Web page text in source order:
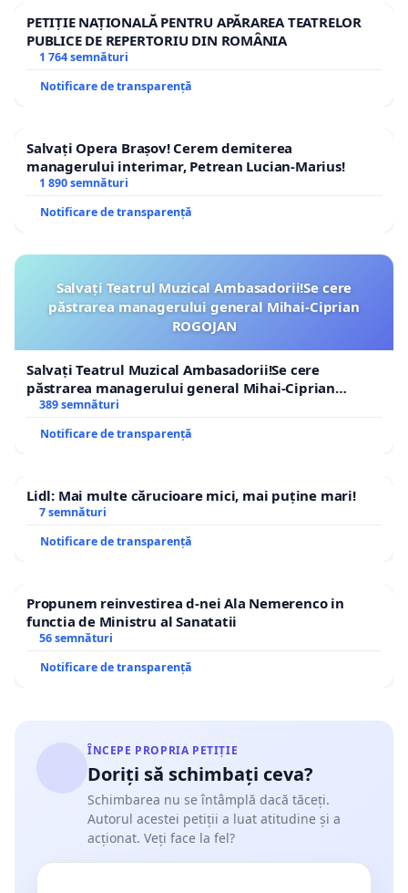
PETIȚIE NAȚIONALĂ PENTRU APĂRAREA TEATRELOR
PUBLICE DE REPERTORIU DIN ROMÂNIA
1 764 semnături
Notificare de transparență
Salvați Opera Brașov! Cerem demiterea
managerului interimar, Petrean Lucian-Marius!
1 890 semnături
Notificare de transparență
Salvați Teatrul Muzical Ambasadorii!Se cere
păstrarea managerului general Mihai-Ciprian
ROGOJAN
Salvați Teatrul Muzical Ambasadorii!Se cere
păstrarea managerului general Mihai-Ciprian
ROGOJAN
389 semnături
Notificare de transparență
Lidl: Mai multe cărucioare mici, mai puține mari!
7 semnături
Notificare de transparență
Propunem reinvestirea d-nei Ala Nemerenco in
functia de Ministru al Sanatatii
56 semnături
Notificare de transparență
ÎNCEPE PROPRIA PETIȚIE
Doriți să schimbați ceva?
Schimbarea nu se întâmplă dacă tăceți.
Autorul acestei petiții a luat atitudine și a
acționat. Veți face la fel?